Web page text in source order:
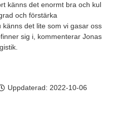
känns det enormt bra och kul
och förstärka
det lite som vi gasar oss
sig i, kommenterar Jonas
Uppdaterad: 2022-10-06